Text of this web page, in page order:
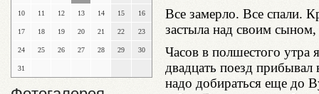
10 11 12 13 14 15 16
17 18 19 20 21 22 23
24 25 26 27 28 29 30
31
Все замерло. Все спали.
застыла над своим
Часов в полшестого утра
двадцать поезд прибывал
надо добираться еще до